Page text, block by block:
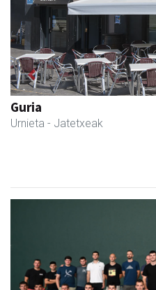
Itxaspe
Urnieta - Frutategiak
Previous